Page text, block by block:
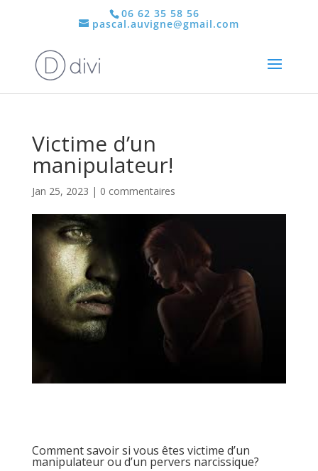
06 62 35 58 56
pascal.auvigne@gmail.com
Victime d’un
manipulateur!
Jan 25, 2023 | 0 commentaires
Comment savoir si vous êtes victime d’un
manipulateur ou d’un pervers narcissique?